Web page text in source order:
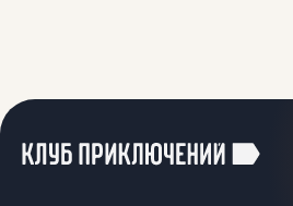
Можно с детьми